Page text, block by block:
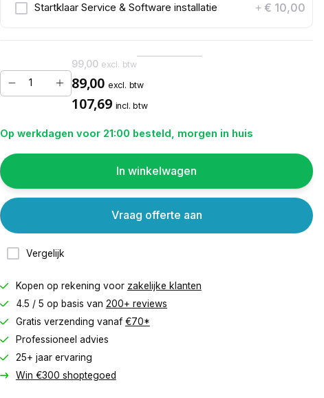
Startklaar Service & Software installatie + € 10,00
99,00 excl. btw
89,00 excl. btw
107,69 incl. btw
Op werkdagen voor 21:00 besteld, morgen in huis
In winkelwagen
Vergelijk
Vraag offerte aan
Kopen op rekening voor zakelijke klanten
4.5 / 5 op basis van 200+ reviews
Gratis verzending vanaf €70*
Professioneel advies
25+ jaar ervaring
Win €300 shoptegoed